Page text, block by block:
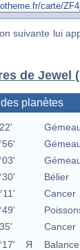
suivante lui
de Jewel
planètes
Bélier
Cancer
Cancer
Я Balance